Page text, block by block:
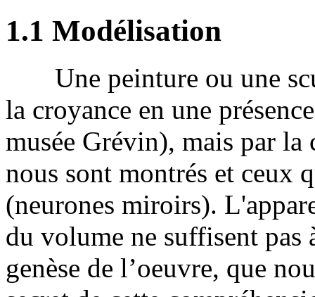
1.1 Modélisation
Une peinture ou une
la croyance en une
musée Grévin), mais par la
nous sont montrés et ceux
(neurones miroirs).
du volume ne suffisent
genèse de l’oeuvre, que